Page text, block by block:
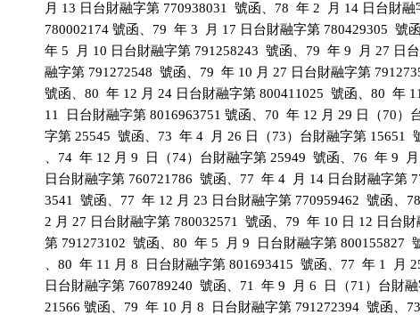
月 13 日台財融字第 770938031  號函、78  年 2  月 14 日台財
780002174 號函、79  年 3  月 17 日台財融字第 780429305  號
年 5  月 10 日台財融字第 791258243  號函、79  年 9  月 27 日
融字第 791272548  號函、79  年 10 月 27 日台財融字第
號函、80  年 12 月 24 日台財融字第 800411025  號函、80  年
11  日台財融字第 8016963751 號函、70  年 12 月 29 日（70）
字第 25545  號函、73  年 4  月 26 日（73）台財融字第 15651
、74  年 12 月 9  日（74）台財融字第 25949  號函、76  年 9  月
日台財融字第 760721786  號函、77  年 4  月 14 日台財融字第
3541  號函、77  年 12 月 23 日台財融字第 770959462  號函、
2 月 27 日台財融字第 780032571  號函、79  年 10 日 12 日台
第 791273102  號函、80  年 5  月 9  日台財融字第 800155827
、80  年 11 月 8  日台財融字第 801693415  號函、77  年 1  月
日台財融字第 760789240  號函、71  年 9  月 6  日（71）台財
21566 號函、79  年 10 月 8  日台財融字第 791272394  號函、